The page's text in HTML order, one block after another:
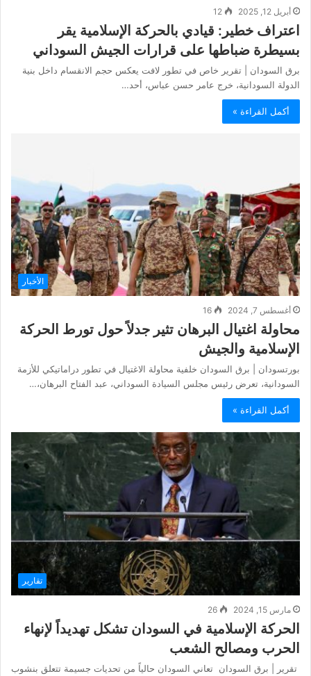
أبريل 12, 2025 12
اعتراف خطير: قيادي بالحركة الإسلامية يقر
بسيطرة ضباطها على قرارات الجيش السوداني
برق السودان | تقرير خاص في تطور لافت يعكس حجم الانقسام داخل بنية
الدولة السودانية، خرج عامر حسن عباس، أحد…
أكمل القراءة »
الأخبار
أغسطس 7, 2024 16
محاولة اغتيال البرهان تثير جدلاً حول تورط الحركة
الإسلامية والجيش
بورتسودان | برق السودان خلفية محاولة الاغتيال في تطور دراماتيكي للأزمة
السودانية، تعرض رئيس مجلس السيادة السوداني، عبد الفتاح البرهان،…
أكمل القراءة »
تقارير
مارس 15, 2024 26
الحركة الإسلامية في السودان تشكل تهديداً لإنهاء
الحرب ومصالح الشعب
تقرير | برق السودان تعاني السودان حالياً من تحديات جسيمة تتعلق بنشوب